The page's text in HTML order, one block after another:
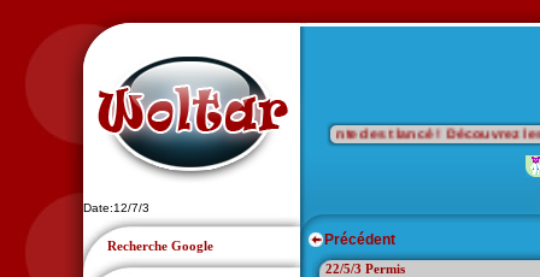
...🎯 Wanted est lancé ! Découvrez les
Date:12/7/3
Recherche Google Précédent
22/5/3 Permis